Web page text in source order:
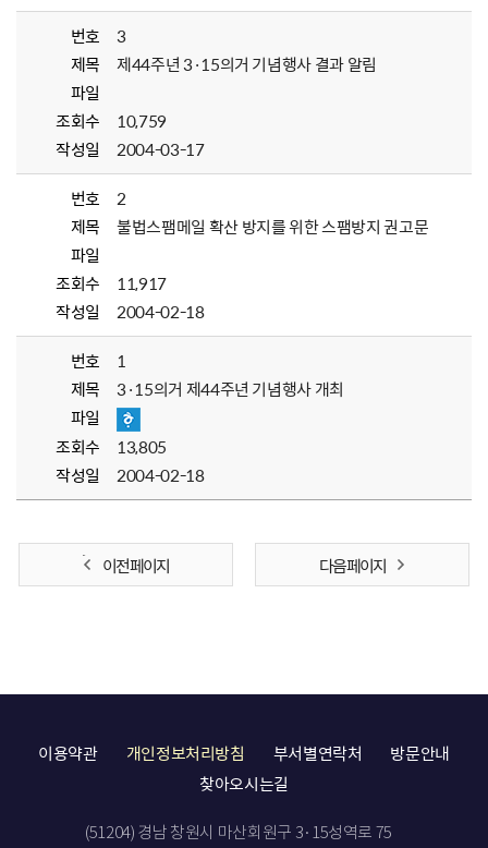
번호
3
제목
제44주년 3·15의거 기념행사 결과 알림
파일
조회수
10,759
작성일
2004-03-17
번호
2
제목
불법스팸메일 확산 방지를 위한 스팸방지 권고문
파일
조회수
11,917
작성일
2004-02-18
번호
1
제목
3·15의거 제44주년 기념행사 개최
파일
조회수
13,805
작성일
2004-02-18
이전 페이지 다음 페이지
이용약관 개인정보처리방침 부서별연락처
방문안내
찾아오시는길
(51204) 경남 창원시 마산회원구 3·15성역로 75